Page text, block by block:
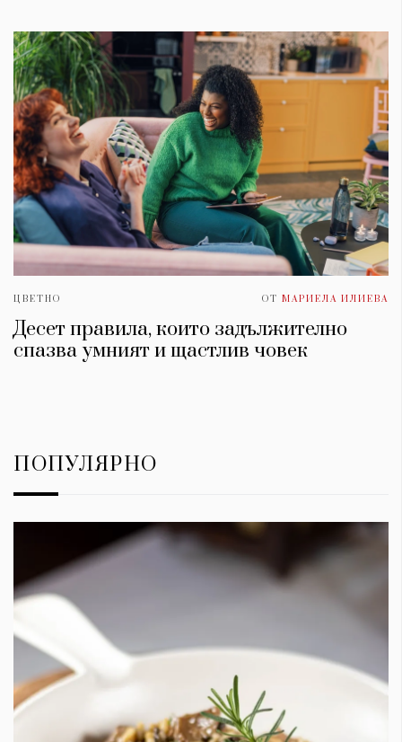
ЦВЕТНО ОТ МАРИЕЛА ИЛИЕВА
Десет правила, които задължително
спазва умният и щастлив човек
ПОПУЛЯРНО